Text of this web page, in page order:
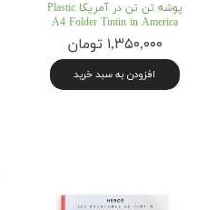
پوشه تن تن در آمریکا Plastic
A4 Folder Tintin in America
۱,۳۵۰,۰۰۰ تومان
افزودن به سبد خرید